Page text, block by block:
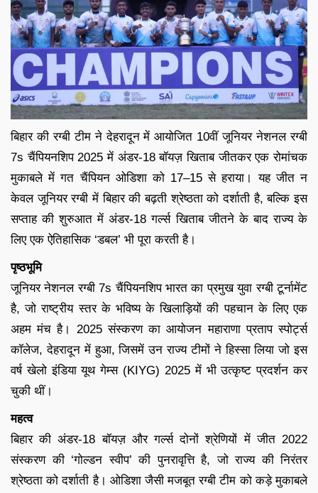
बिहार की रग्बी टीम ने देहरादून में आयोजित 10वीं जूनियर नेशनल रग्बी
7s चैंपियनशिप 2025 में अंडर-18 बॉयज़ खिताब जीतकर एक रोमांचक
मुकाबले में गत चैंपियन ओडिशा को 17–15 से हराया। यह जीत न
केवल जूनियर रग्बी में बिहार की बढ़ती श्रेष्ठता को दर्शाती है, बल्कि इस
सप्ताह की शुरुआत में अंडर-18 गर्ल्स खिताब जीतने के बाद राज्य के
लिए एक ऐतिहासिक ‘डबल’ भी पूरा करती है।
पृष्ठभूमि
जूनियर नेशनल रग्बी 7s चैंपियनशिप भारत का प्रमुख युवा रग्बी टूर्नामेंट
है, जो राष्ट्रीय स्तर के भविष्य के खिलाड़ियों की पहचान के लिए एक
अहम मंच है। 2025 संस्करण का आयोजन महाराणा प्रताप स्पोर्ट्स
कॉलेज, देहरादून में हुआ, जिसमें उन राज्य टीमों ने हिस्सा लिया जो इस
वर्ष खेलो इंडिया यूथ गेम्स (KIYG) 2025 में भी उत्कृष्ट प्रदर्शन कर
चुकी थीं।
महत्व
बिहार की अंडर-18 बॉयज़ और गर्ल्स दोनों श्रेणियों में जीत 2022
संस्करण की ‘गोल्डन स्वीप’ की पुनरावृत्ति है, जो राज्य की निरंतर
श्रेष्ठता को दर्शाती है। ओडिशा जैसी मजबूत रग्बी टीम को कड़े मुकाबले